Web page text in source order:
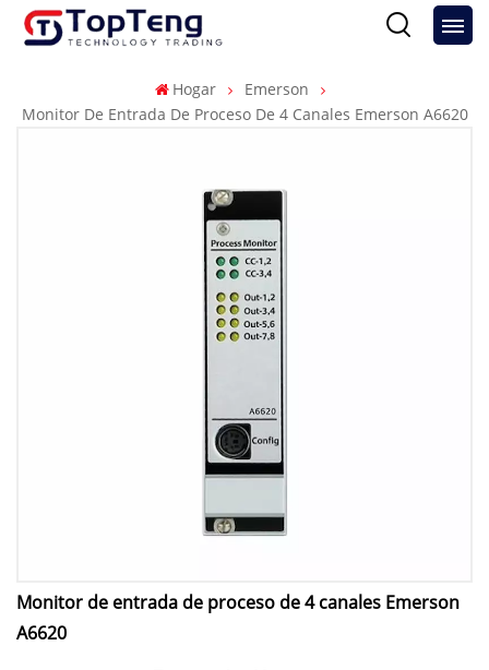
Hogar
Emerson
Monitor De Entrada De Proceso De 4 Canales Emerson A6620
Monitor de entrada de proceso de 4 canales Emerson
A6620